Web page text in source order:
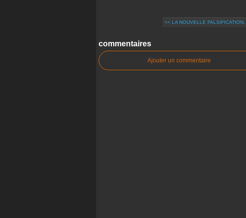
<< LA NOUVELLE FALSIFICATION...
commentaires
Ajouter un commentaire